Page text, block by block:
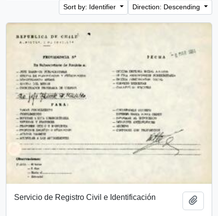
Sort by: Identifier
Direction: Descending
Servicio de Registro Civil e Identificación